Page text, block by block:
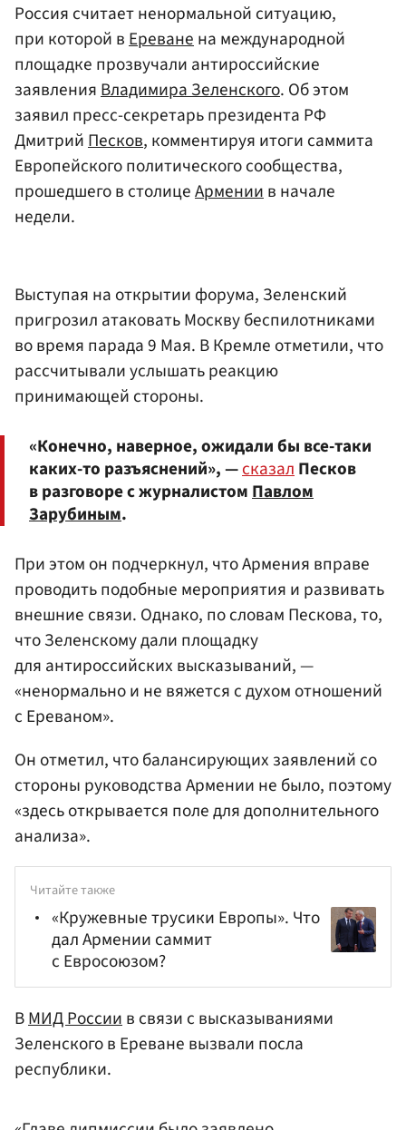
Россия считает ненормальной ситуацию,
при которой вЕреванена международной
площадке прозвучали антироссийские
заявленияВладимира Зеленского. Об этом
заявил пресс-секретарь президента РФ
ДмитрийПесков, комментируя итоги саммита
Европейского политического сообщества,
прошедшего в столицеАрмениив начале
недели.
Выступая на открытии форума, Зеленский
пригрозил атаковать Москву беспилотниками
во время парада 9 Мая. В Кремле отметили, что
рассчитывали услышать реакцию
принимающей стороны.
«Конечно, наверное, ожидали бы все-таки
каких-то разъяснений», —сказалПесков
в разговоре с журналистомПавлом
Зарубиным.
При этом он подчеркнул, что Армения вправе
проводить подобные мероприятия и развивать
внешние связи. Однако, по словам Пескова, то,
что Зеленскому дали площадку
для антироссийских высказываний, —
«ненормально и не вяжется с духом отношений
с Ереваном».
Он отметил, что балансирующих заявлений со
стороны руководства Армении не было, поэтому
«здесь открывается поле для дополнительного
анализа».
Читайте также
«Кружевные трусики Европы». Что
дал Армении саммит
с Евросоюзом?
ВМИД Россиив связи с высказываниями
Зеленского в Ереване вызвали посла
республики.